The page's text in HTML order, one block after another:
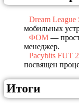
Dream League
мобильных
ФОМ —
менеджер.
Pacybits FUT
посвящен
Итоги